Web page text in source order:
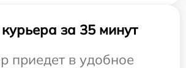
за 35 минут
приедет в удобное